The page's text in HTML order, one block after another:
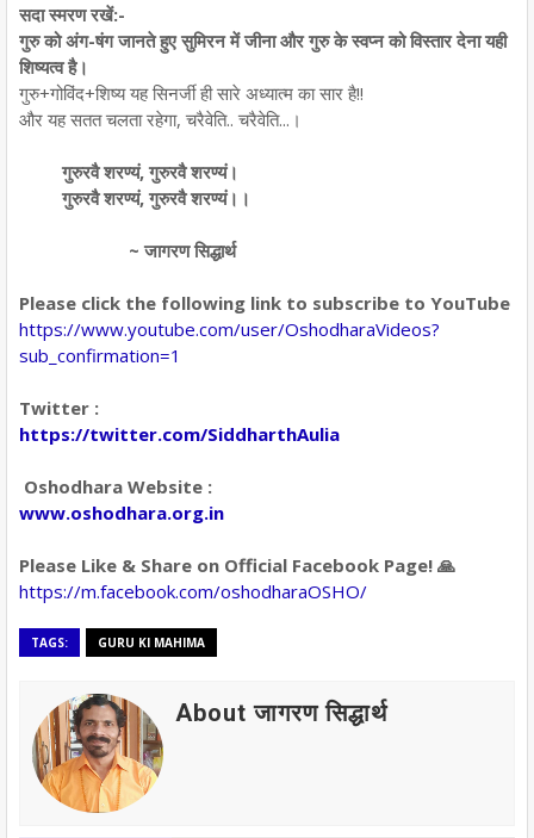
सदा स्मरण रखें:-
गुरु को अंग-षंग जानते हुए सुमिरन में जीना और गुरु के स्वप्न को विस्तार देना यही
शिष्यत्व है।
गुरु+गोविंद+शिष्य यह सिनर्जी ही सारे अध्यात्म का सार है!!
और यह सतत चलता रहेगा, चरैवेति.. चरैवेति...।
गुरुरवै शरण्यं, गुरुरवै शरण्यं।
गुरुरवै शरण्यं, गुरुरवै शरण्यं।।
~ जागरण सिद्धार्थ
Please click the following link to subscribe to YouTube
https://www.youtube.com/user/OshodharaVideos?
sub_confirmation=1
Twitter :
https://twitter.com/SiddharthAulia
Oshodhara Website :
www.oshodhara.org.in
Please Like & Share on Official Facebook Page! 🙏
https://m.facebook.com/oshodharaOSHO/
TAGS: GURU KI MAHIMA
About जागरण सिद्धार्थ